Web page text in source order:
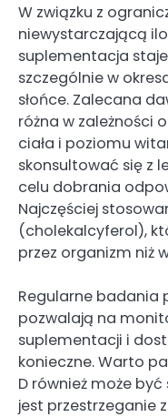
W związku z
niewystarczającą
suplementacja
szczególnie w
słońce. Zalecana
różna w zależności
ciała i poziomu
skonsultować się z
celu dobrania
Najczęściej
(cholekalcyferol),
przez organizm niż
Regularne badania
pozwalają na
suplementacji i
konieczne. Warto
D również może
jest przestrzeganie